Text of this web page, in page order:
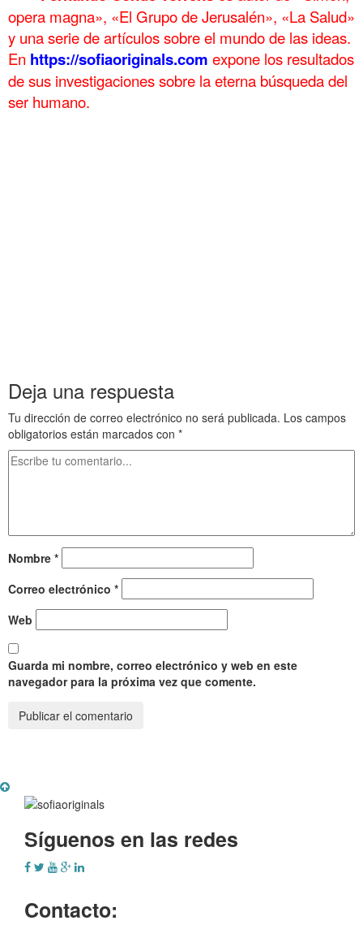
opera magna», «El Grupo de Jerusalén», «La Salud»
y una serie de artículos sobre el mundo de las ideas.
En https://sofiaoriginals.com expone los resultados
de sus investigaciones sobre la eterna búsqueda del
ser humano.
Deja una respuesta
Tu dirección de correo electrónico no será publicada. Los campos
obligatorios están marcados con *
Nombre *
Correo electrónico *
Web
Guarda mi nombre, correo electrónico y web en este
navegador para la próxima vez que comente.
Síguenos en las redes
Contacto: